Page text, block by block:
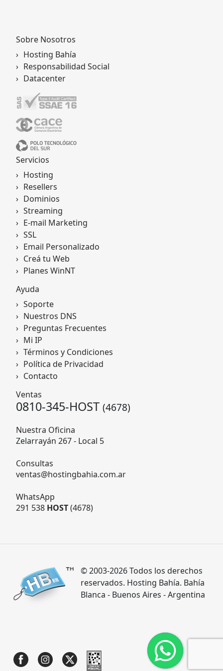
Sobre Nosotros
Hosting Bahía
Responsabilidad Social
Datacenter
Servicios
Hosting
Resellers
Dominios
Streaming
E-mail Marketing
SSL
Email Personalizado
Creá tu Web
Planes WinNT
Ayuda
Soporte
Nuestros DNS
Preguntas Frecuentes
Mi IP
Términos y Condiciones
Política de Privacidad
Contacto
Ventas
0810-345-HOST (4678)
Nuestra Oficina
Zelarrayán 267 - Local 5
Consultas
ventas@hostingbahia.com.ar
WhatsApp
291 538 HOST(4678)
© 2003-2026 Todos los derechos
reservados. Hosting Bahía. Bahía
Blanca - Buenos Aires - Argentina